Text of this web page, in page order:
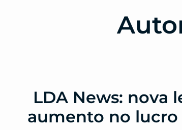
LDA News: nova
aumento no lucro